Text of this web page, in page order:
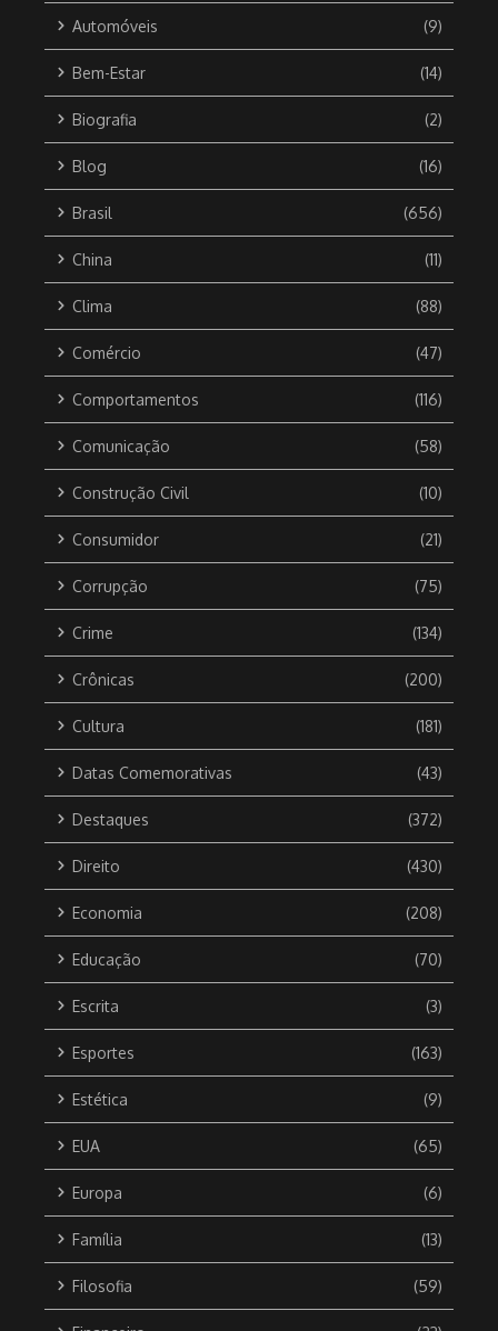
Automóveis (9)
Bem-Estar (14)
Biografia (2)
Blog (16)
Brasil (656)
China (11)
Clima (88)
Comércio (47)
Comportamentos (116)
Comunicação (58)
Construção Civil (10)
Consumidor (21)
Corrupção (75)
Crime (134)
Crônicas (200)
Cultura (181)
Datas Comemorativas (43)
Destaques (372)
Direito (430)
Economia (208)
Educação (70)
Escrita (3)
Esportes (163)
Estética (9)
EUA (65)
Europa (6)
Família (13)
Filosofia (59)